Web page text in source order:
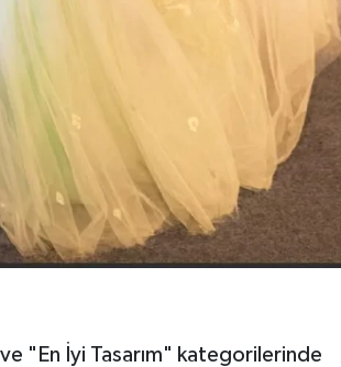
"En İyi Tasarım" kategorilerinde